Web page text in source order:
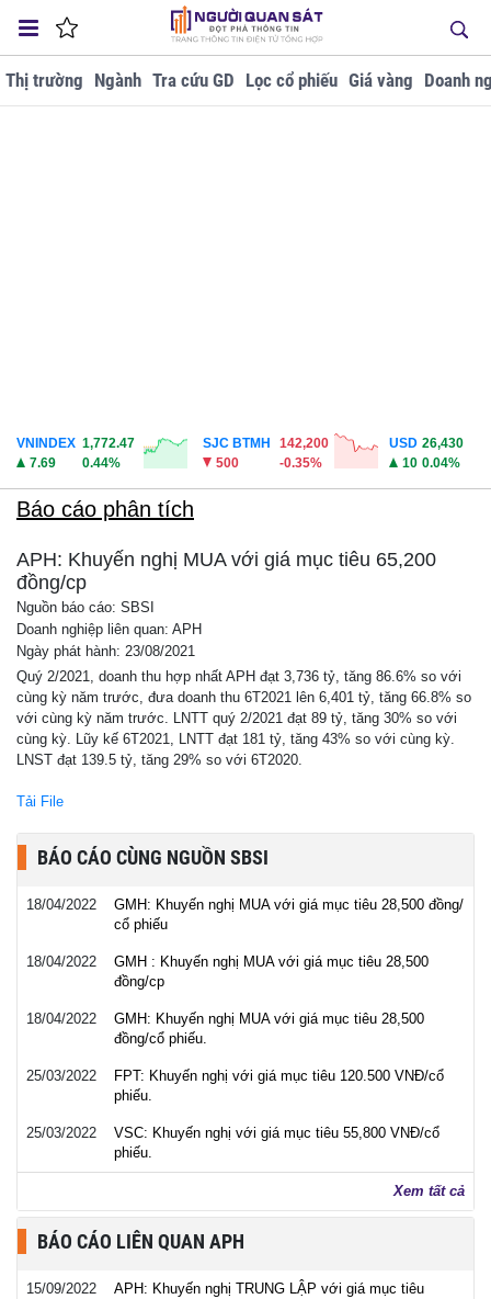
Thị trường Ngành Tra cứu GD Lọc cổ phiếu Giá vàng Doanh
VNINDEX 1,772.47
7.69
0.44%
SJC BTMH
142,200
500
-0.35%
USD 26,430
10 0.04%
Báo cáo phân tích
APH: Khuyến nghị MUA với giá mục tiêu 65,200
đồng/cp
Nguồn báo cáo: SBSI
Doanh nghiệp liên quan: APH
Ngày phát hành: 23/08/2021
Quý 2/2021, doanh thu hợp nhất APH đạt 3,736 tỷ, tăng 86.6% so với
cùng kỳ năm trước, đưa doanh thu 6T2021 lên 6,401 tỷ, tăng 66.8% so
với cùng kỳ năm trước. LNTT quý 2/2021 đạt 89 tỷ, tăng 30% so với
cùng kỳ. Lũy kế 6T2021, LNTT đạt 181 tỷ, tăng 43% so với cùng kỳ.
LNST đạt 139.5 tỷ, tăng 29% so với 6T2020.
Tải File
BÁO CÁO CÙNG NGUỒN SBSI
18/04/2022
GMH: Khuyến nghị MUA với giá mục tiêu 28,500 đồng/
cổ phiếu
18/04/2022
GMH : Khuyến nghị MUA với giá mục tiêu 28,500
đồng/cp
18/04/2022
GMH: Khuyến nghị MUA với giá mục tiêu 28,500
đồng/cổ phiếu.
25/03/2022
FPT: Khuyến nghị với giá mục tiêu 120.500 VNĐ/cổ
phiếu.
25/03/2022
VSC: Khuyến nghị với giá mục tiêu 55,800 VNĐ/cổ
phiếu.
Xem tất cả
BÁO CÁO LIÊN QUAN APH
15/09/2022
APH: Khuyến nghị TRUNG LẬP với giá mục tiêu